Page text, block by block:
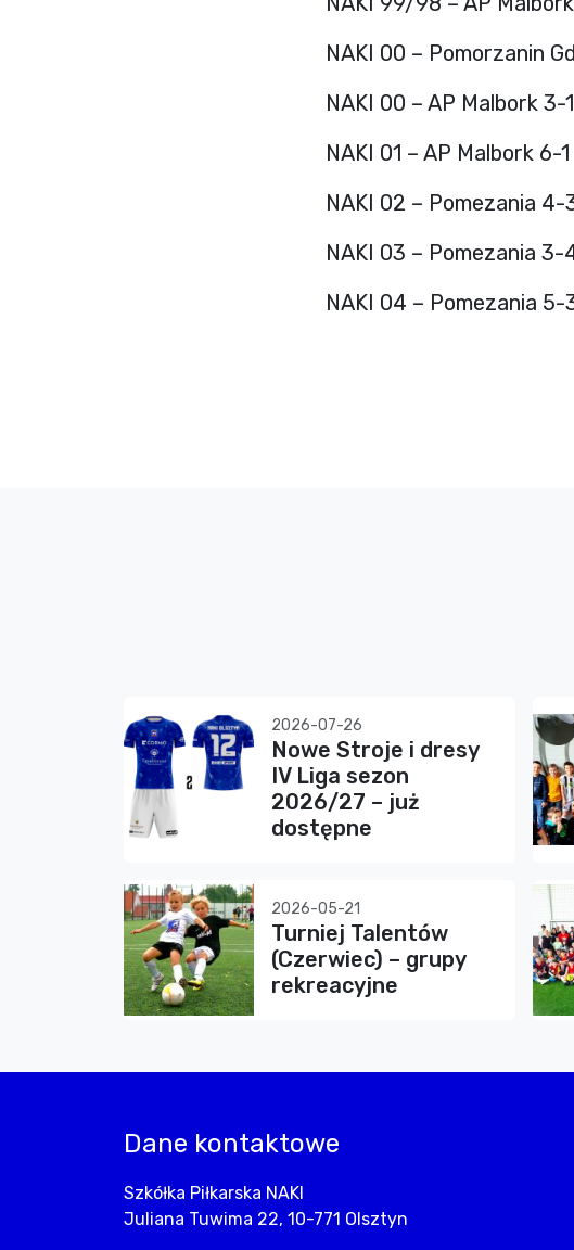
NAKI 00 – Pomorzanin
NAKI 00 – AP Malbork 3-1
NAKI 01 – AP Malbork 6-1
NAKI 02 – Pomezania 4-
NAKI 03 – Pomezania 3-
NAKI 04 – Pomezania 5-
2026-07-26
Nowe Stroje i dresy
IV Liga sezon
2026/27 – już
dostępne
2026-05-21
Turniej Talentów
(Czerwiec) – grupy
rekreacyjne
Dane kontaktowe
Szkółka Piłkarska NAKI
Juliana Tuwima 22, 10-771 Olsztyn